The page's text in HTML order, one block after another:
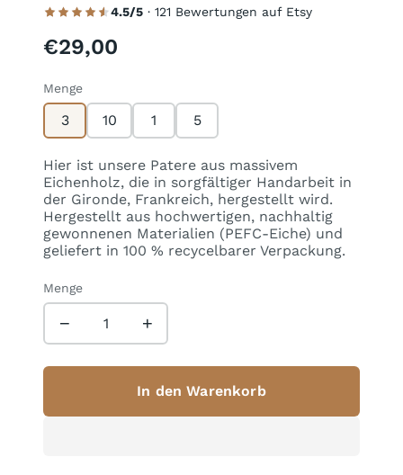
4.5/5 · 121 Bewertungen auf Etsy
€29,00
Menge
3 10 1 5
Hier ist unsere Patere aus massivem
Eichenholz, die in sorgfältiger Handarbeit in
der Gironde, Frankreich, hergestellt wird.
Hergestellt aus hochwertigen, nachhaltig
gewonnenen Materialien (PEFC-Eiche) und
geliefert in 100 % recycelbarer Verpackung.
Menge
− +
In den Warenkorb